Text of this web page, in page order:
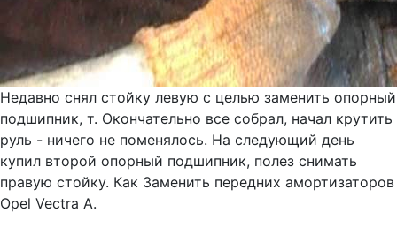
Недавно снял стойку левую с целью заменить опорный
подшипник, т. Окончательно все собрал, начал крутить
руль - ничего не поменялось. На следующий день
купил второй опорный подшипник, полез снимать
правую стойку. Как Заменить передних амортизаторов
Opel Vectra A.